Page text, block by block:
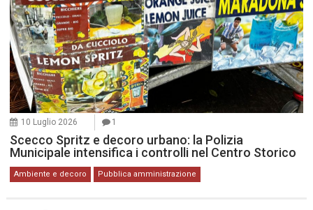
10 Luglio 2026 1
Scecco Spritz e decoro urbano: la Polizia
Municipale intensifica i controlli nel Centro Storico
Ambiente e decoro Pubblica amministrazione